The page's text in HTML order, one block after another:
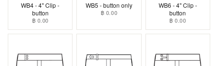
WB4 - 4" Clip -
button
฿ 0.00
WB5 - button only
฿ 0.00
WB6 - 4" Clip -
button
฿ 0.00